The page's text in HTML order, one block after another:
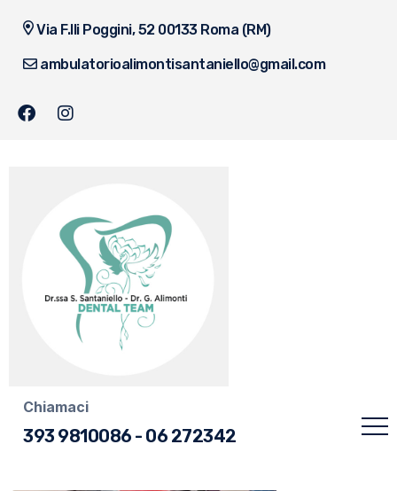
Via F.lli Poggini, 52 00133 Roma (RM)
ambulatorioalimontisantaniello@gmail.com
Chiamaci
393 9810086 - 06 272342